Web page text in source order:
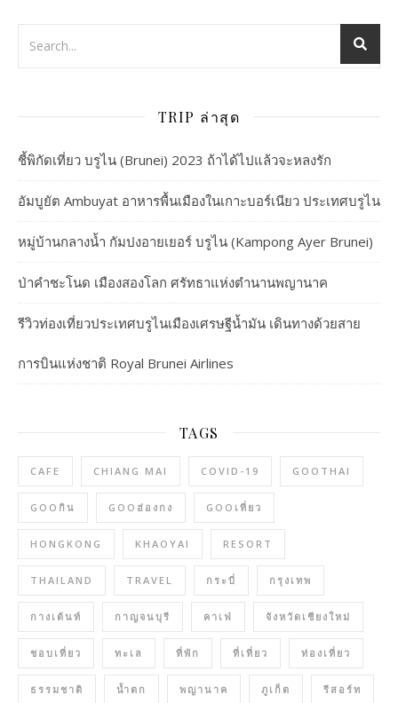
TRIP ล่าสุด
ชี้พิกัดเที่ยว บรูไน (Brunei) 2023 ถ้าได้ไปแล้วจะหลงรัก
อัมบูยัต Ambuyat อาหารพื้นเมืองในเกาะบอร์เนียว ประเทศบรูไน
หมู่บ้านกลางน้ำ กัมปงอายเยอร์ บรูไน (Kampong Ayer Brunei)
ป่าคำชะโนด เมืองสองโลก ศรัทธาแห่งตำนานพญานาค
รีวิวท่องเที่ยวประเทศบรูไนเมืองเศรษฐีน้ำมัน เดินทางด้วยสาย
การบินแห่งชาติ Royal Brunei Airlines
TAGS
CAFE CHIANG MAI COVID-19 GOOTHAI
GOOกิน GOOฮ่องกง GOOเที่ยว
HONGKONG KHAOYAI RESORT
THAILAND TRAVEL กระบี่ กรุงเทพ
กางเต้นท์ กาญจนบุรี คาเฟ่ จังหวัดเชียงใหม่
ชอบเที่ยว ทะเล ที่พัก ที่เที่ยว ท่องเที่ยว
ธรรมชาติ น้ำตก พญานาค ภูเก็ต รีสอร์ท